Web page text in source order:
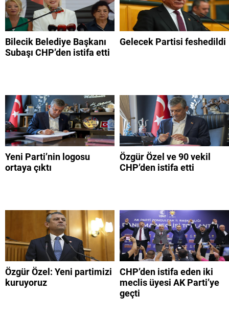
Bilecik Belediye Başkanı
Subaşı CHP’den istifa etti
Gelecek Partisi feshedildi
Yeni Parti’nin logosu
ortaya çıktı
Özgür Özel ve 90 vekil
CHP’den istifa etti
Özgür Özel: Yeni partimizi
kuruyoruz
CHP’den istifa eden iki
meclis üyesi AK Parti’ye
geçti